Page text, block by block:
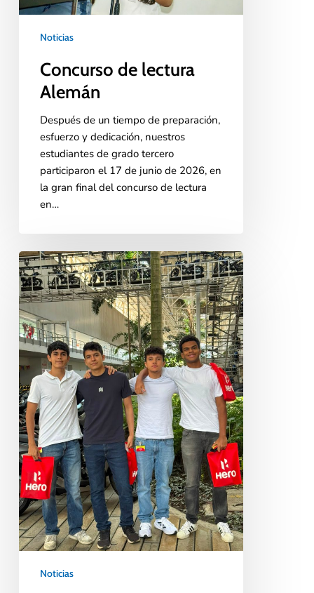
Noticias
Concurso de lectura
Alemán
Después de un tiempo de preparación,
esfuerzo y dedicación, nuestros
estudiantes de grado tercero
participaron el 17 de junio de 2026, en
la gran final del concurso de lectura
en…
Noticias